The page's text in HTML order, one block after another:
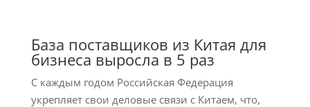
База поставщиков из Китая для
бизнеса выросла в 5 раз
С каждым годом Российская Федерация
укрепляет свои деловые связи с Китаем, что,